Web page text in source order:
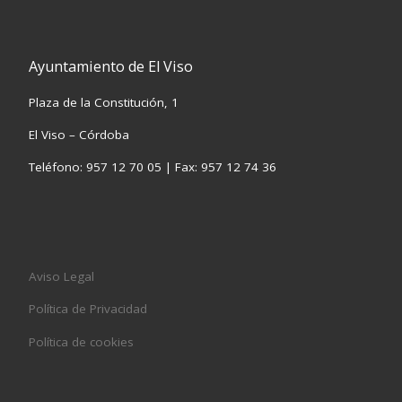
Ayuntamiento de El Viso
Plaza de la Constitución, 1
El Viso – Córdoba
Teléfono: 957 12 70 05 | Fax: 957 12 74 36
Aviso Legal
Política de Privacidad
Política de cookies